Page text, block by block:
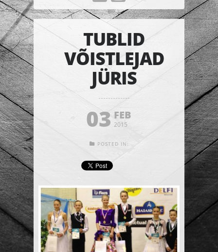
TUBLID
VÕISTLEJAD
JÜRIS
03 FEB
2015
POSTED IN: